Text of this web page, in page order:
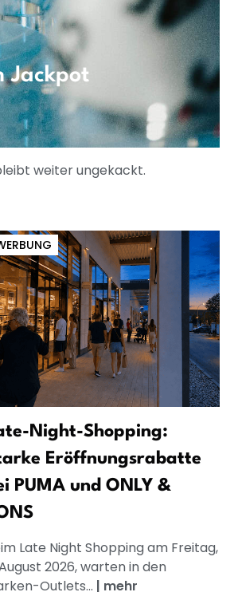
Jackpot
weiter ungekackt.
Night-Shopping:
Eröffnungsrabatte
PUMA und ONLY &
Late Night Shopping am Freitag,
2026, warten in den
Outlets... | mehr